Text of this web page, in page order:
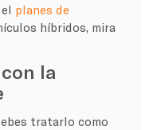
planes de
híbridos, mira
la
tratarlo como